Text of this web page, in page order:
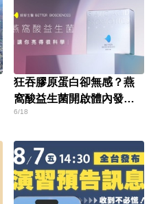
狂吞膠原蛋白卻無感？燕
窩酸益生菌開啟體內發光
燈泡
6/18